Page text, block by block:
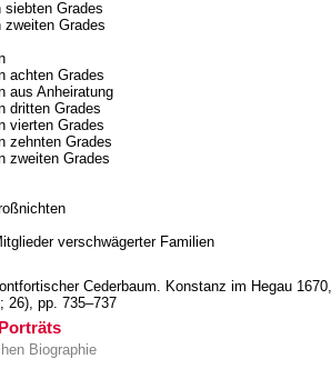
siebten Grades
zweiten Grades
achten Grades
aus Anheiratung
dritten Grades
vierten Grades
zehnten Grades
zweiten Grades
verschwägerter Familien
Cederbaum. Konstanz im Hegau
26), pp. 735–737
Biographie